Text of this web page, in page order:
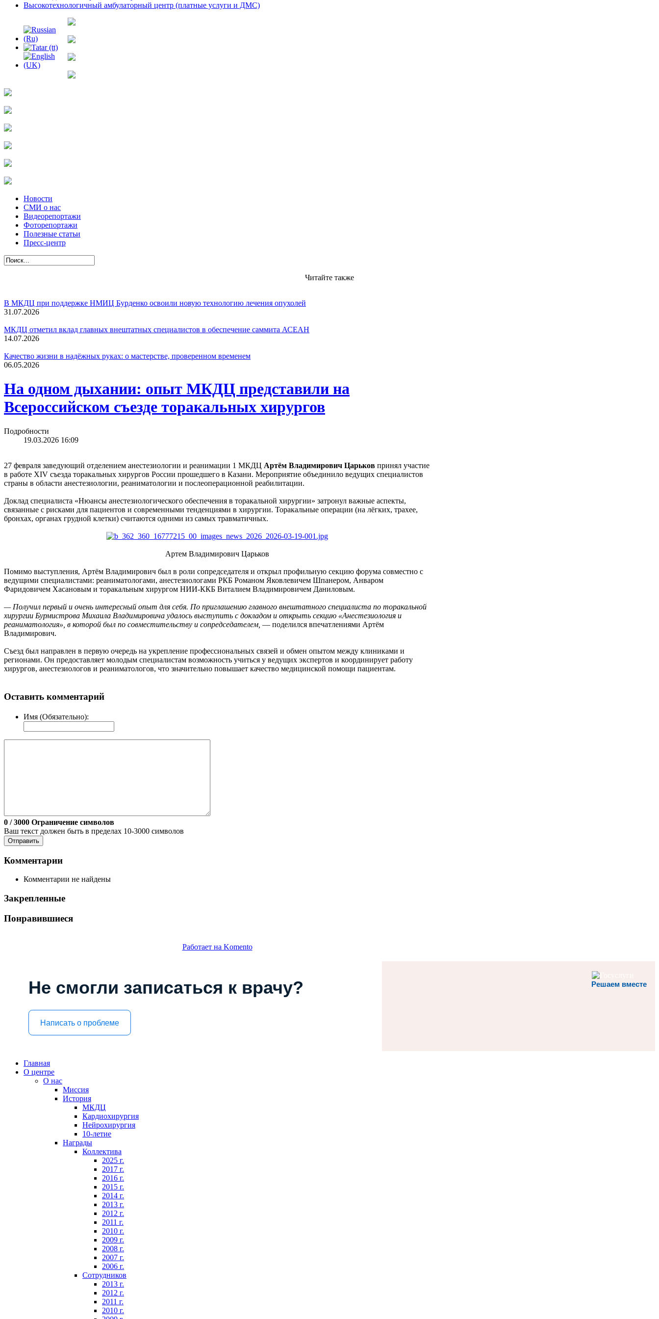
Высокотехнологичный амбулаторный центр (платные услуги и ДМС)
Новости
СМИ о нас
Видеорепортажи
Фоторепортажи
Полезные статьи
Пресс-центр
Читайте также
В МКДЦ при поддержке НМИЦ Бурденко освоили новую технологию лечения опухолей
31.07.2026
МКДЦ отметил вклад главных внештатных специалистов в обеспечение саммита АСЕАН
14.07.2026
Качество жизни в надёжных руках: о мастерстве, проверенном временем
06.05.2026
На одном дыхании: опыт МКДЦ представили на
Всероссийском съезде торакальных хирургов
Подробности
19.03.2026 16:09
27 февраля заведующий отделением анестезиологии и реанимации 1 МКДЦ Артём Владимирович Царьков принял участие
в работе XIV съезда торакальных хирургов России прошедшего в Казани. Мероприятие объединило ведущих специалистов
страны в области анестезиологии, реаниматологии и послеоперационной реабилитации.
Доклад специалиста «Нюансы анестезиологического обеспечения в торакальной хирургии» затронул важные аспекты,
связанные с рисками для пациентов и современными тенденциями в хирургии. Торакальные операции (на лёгких, трахее,
бронхах, органах грудной клетки) считаются одними из самых травматичных.
Артем Владимирович Царьков
Помимо выступления, Артём Владимирович был в роли сопредседателя и открыл профильную секцию форума совместно с
ведущими специалистами: реаниматологами, анестезиологами РКБ Романом Яковлевичем Шпанером, Анваром
Фаридовичем Хасановым и торакальным хирургом НИИ-ККБ Виталием Владимировичем Даниловым.
— Получил первый и очень интересный опыт для себя. По приглашению главного внештатного специалиста по торакальной
хирургии Бурмистрова Михаила Владимировича удалось выступить с докладом и открыть секцию «Анестезиология и
реаниматология», в которой был по совместительству и сопредседателем, — поделился впечатлениями Артём
Владимирович.
Съезд был направлен в первую очередь на укрепление профессиональных связей и обмен опытом между клиниками и
регионами. Он предоставляет молодым специалистам возможность учиться у ведущих экспертов и координирует работу
хирургов, анестезиологов и реаниматологов, что значительно повышает качество медицинской помощи пациентам.
Оставить комментарий
Имя (Обязательно):
0 / 3000 Ограничение символов
Ваш текст должен быть в пределах 10-3000 символов
Отправить
Комментарии
Комментарии не найдены
Закрепленные
Понравившиеся
Работает на Komento
Решаем вместе
Не смогли записаться к врачу?
Написать о проблеме
Главная
О центре
О нас
Миссия
История
МКДЦ
Кардиохирургия
Нейрохирургия
10-летие
Награды
Коллектива
2025 г.
2017 г.
2016 г.
2015 г.
2014 г.
2013 г.
2012 г.
2011 г.
2010 г.
2009 г.
2008 г.
2007 г.
2006 г.
Сотрудников
2013 г.
2012 г.
2011 г.
2010 г.